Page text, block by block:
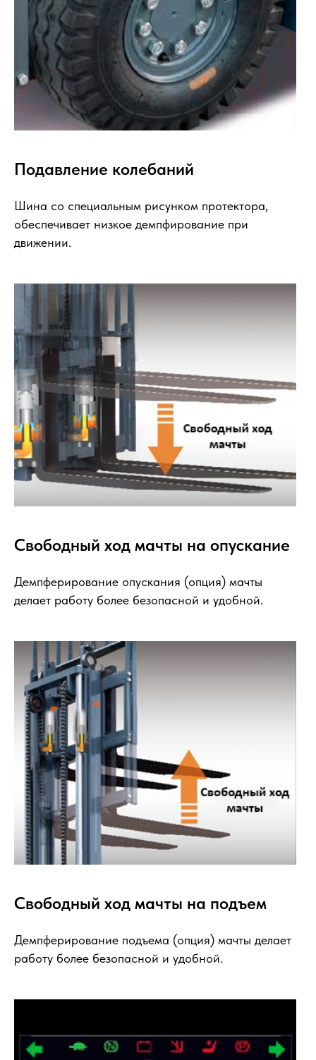
Подавление колебаний
Шина со специальным рисунком протектора,
обеспечивает низкое демпфирование при
движении.
Свободный ход мачты на опускание
Демпферирование опускания (опция) мачты
делает работу более безопасной и удобной.
Свободный ход мачты на подъем
Демпферирование подъема (опция) мачты делает
работу более безопасной и удобной.